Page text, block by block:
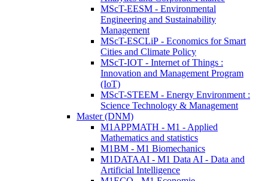
MScT-EESM - Environmental
Engineering and Sustainability
Management
MScT-ESCLiP - Economics for Smart
Cities and Climate Policy
MScT-IOT - Internet of Things :
Innovation and Management Program
(IoT)
MScT-STEEM - Energy Environment :
Science Technology & Management
Master (DNM)
M1APPMATH - M1 - Applied
Mathematics and statistics
M1BM - M1 Biomechanics
M1DATAAI - M1 Data AI - Data and
Artificial Intelligence